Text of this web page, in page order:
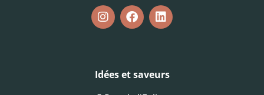
Idées et saveurs